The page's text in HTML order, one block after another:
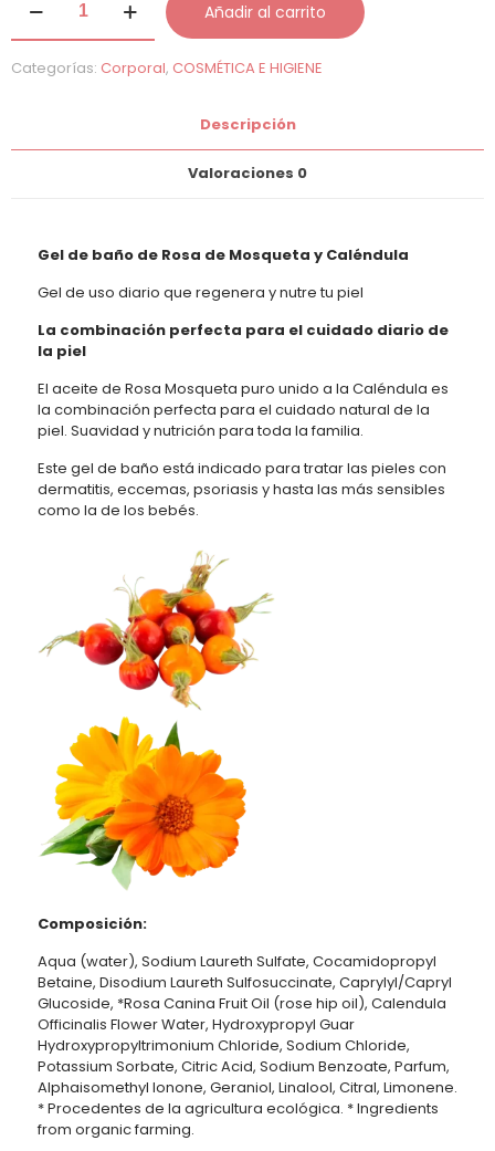
baño
Rosa
Añadir al carrito
Categorías: Corporal, COSMÉTICA E HIGIENE
Descripción
Valoraciones 0
Gel de baño de Rosa de Mosqueta y Caléndula
Gel de uso diario que regenera y nutre tu piel
La combinación perfecta para el cuidado diario de
la piel
El aceite de Rosa Mosqueta puro unido a la Caléndula es
la combinación perfecta para el cuidado natural de la
piel. Suavidad y nutrición para toda la familia.
Este gel de baño está indicado para tratar las pieles con
dermatitis, eccemas, psoriasis y hasta las más sensibles
como la de los bebés.
Composición:
Aqua (water), Sodium Laureth Sulfate, Cocamidopropyl
Betaine, Disodium Laureth Sulfosuccinate, Caprylyl/Capryl
Glucoside, *Rosa Canina Fruit Oil (rose hip oil), Calendula
Officinalis Flower Water, Hydroxypropyl Guar
Hydroxypropyltrimonium Chloride, Sodium Chloride,
Potassium Sorbate, Citric Acid, Sodium Benzoate, Parfum,
Alphaisomethyl Ionone, Geraniol, Linalool, Citral, Limonene.
* Procedentes de la agricultura ecológica. * Ingredients
from organic farming.